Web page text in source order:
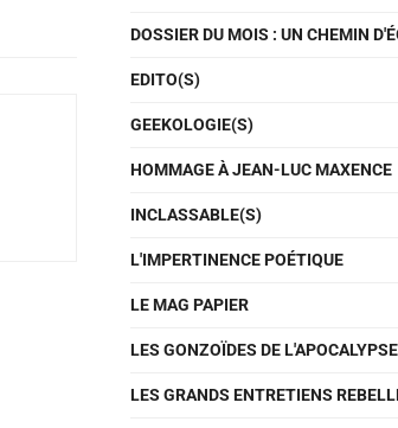
DOSSIER DU MOIS : UN CHEMIN
EDITO(S)
GEEKOLOGIE(S)
HOMMAGE À JEAN-LUC MAXENCE
INCLASSABLE(S)
L'IMPERTINENCE POÉTIQUE
LE MAG PAPIER
LES GONZOÏDES DE L'APOCALYPSE
LES GRANDS ENTRETIENS